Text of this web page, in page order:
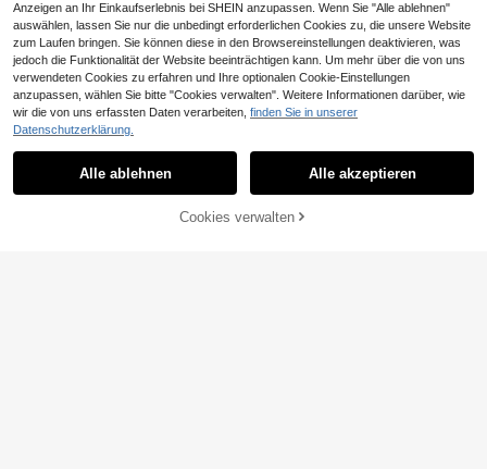
ZUM WARENKORB HINZUFÜGEN
Anzeigen an Ihr Einkaufserlebnis bei SHEIN anzupassen. Wenn Sie "Alle ablehnen"
auswählen, lassen Sie nur die unbedingt erforderlichen Cookies zu, die unsere Website
zum Laufen bringen. Sie können diese in den Browsereinstellungen deaktivieren, was
jedoch die Funktionalität der Website beeinträchtigen kann. Um mehr über die von uns
verwendeten Cookies zu erfahren und Ihre optionalen Cookie-Einstellungen
anzupassen, wählen Sie bitte "Cookies verwalten". Weitere Informationen darüber, wie
wir die von uns erfassten Daten verarbeiten, finden Sie in unserer
Datenschutzerklärung.
Alle ablehnen Alle akzeptieren
Cookies verwalten